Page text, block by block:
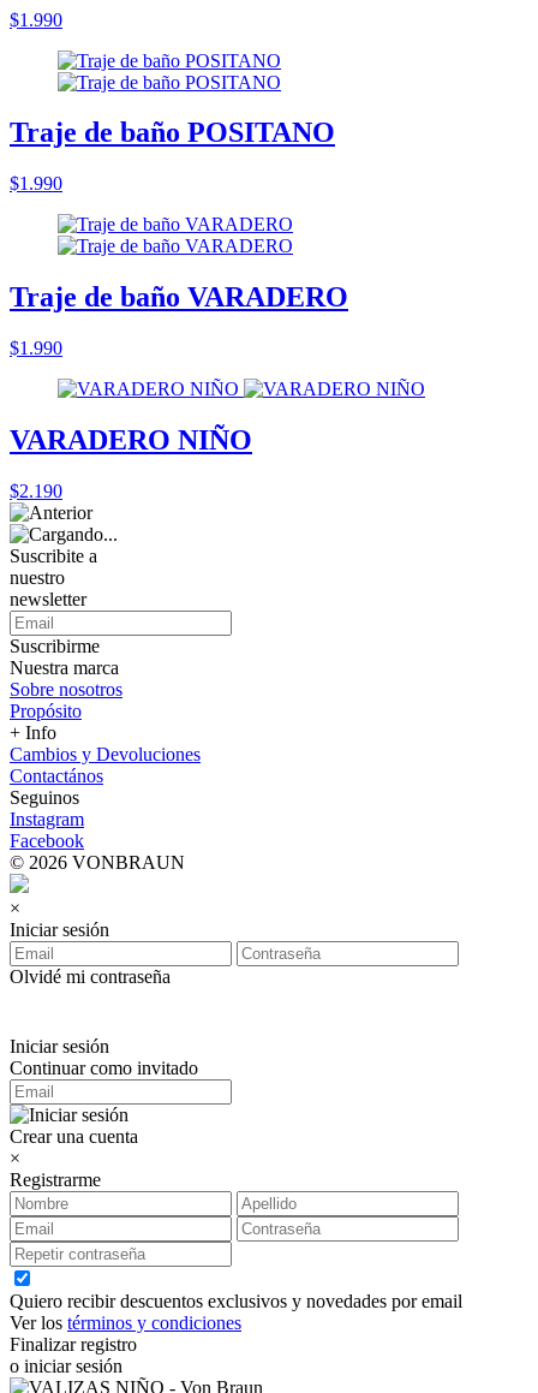
$1.990
Traje de baño POSITANO
$1.990
Traje de baño VARADERO
$1.990
VARADERO NIÑO
$2.190
Suscribite a
nuestro
newsletter
Suscribirme
Nuestra marca
Sobre nosotros
Propósito
+ Info
Cambios y Devoluciones
Contactános
Seguinos
Instagram
Facebook
© 2026 VONBRAUN
×
Iniciar sesión
Olvidé mi contraseña
Iniciar sesión
Continuar como invitado
Crear una cuenta
×
Registrarme
Quiero recibir descuentos exclusivos y novedades por email
Ver los términos y condiciones
Finalizar registro
o iniciar sesión